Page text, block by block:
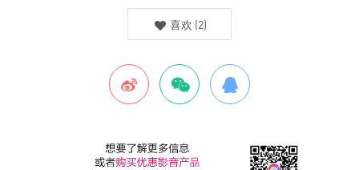
喜欢 (2)